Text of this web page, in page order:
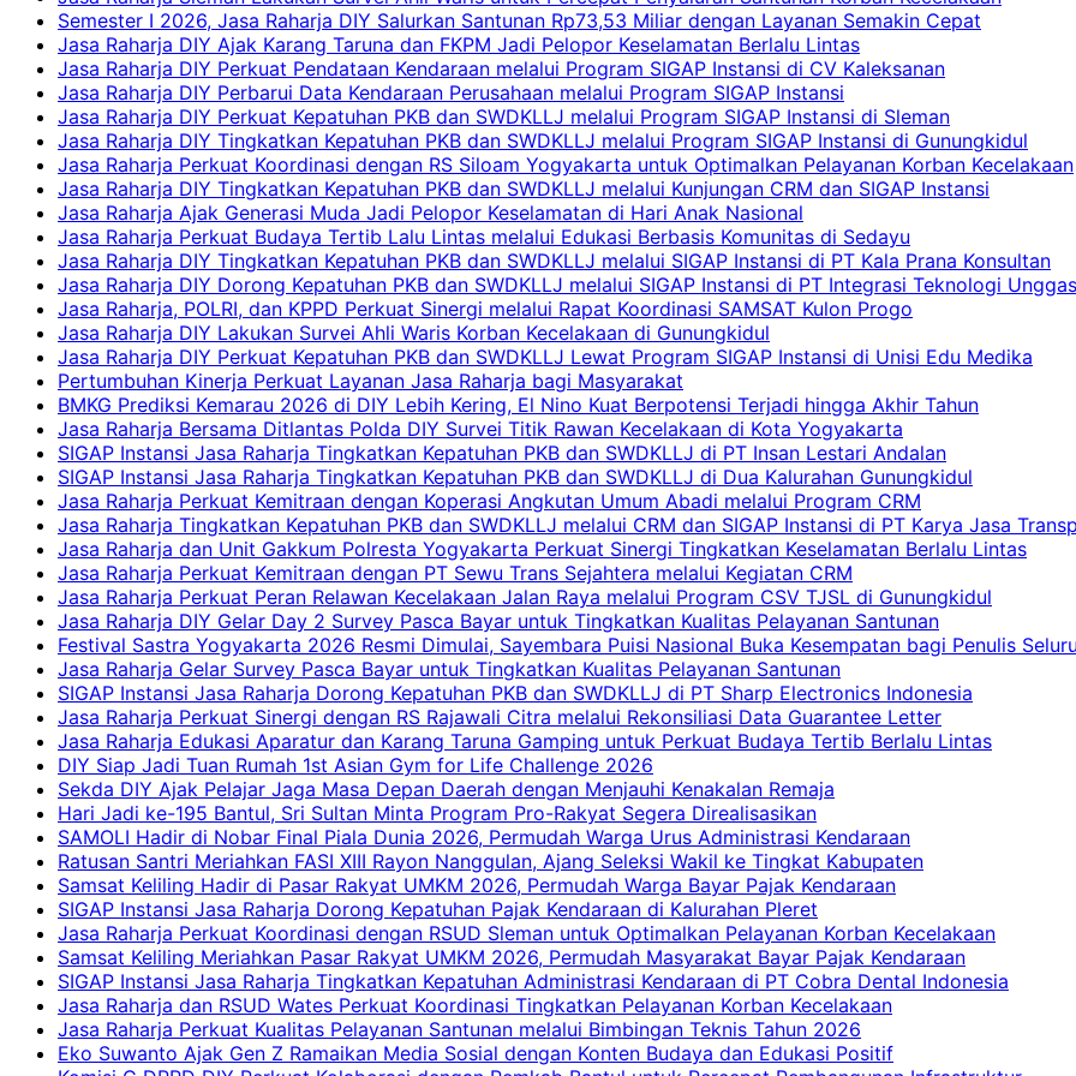
Semester I 2026, Jasa Raharja DIY Salurkan Santunan Rp73,53 Miliar dengan Layanan Semakin Cepat
Jasa Raharja DIY Ajak Karang Taruna dan FKPM Jadi Pelopor Keselamatan Berlalu Lintas
Jasa Raharja DIY Perkuat Pendataan Kendaraan melalui Program SIGAP Instansi di CV Kaleksanan
Jasa Raharja DIY Perbarui Data Kendaraan Perusahaan melalui Program SIGAP Instansi
Jasa Raharja DIY Perkuat Kepatuhan PKB dan SWDKLLJ melalui Program SIGAP Instansi di Sleman
Jasa Raharja DIY Tingkatkan Kepatuhan PKB dan SWDKLLJ melalui Program SIGAP Instansi di Gunungkidul
Jasa Raharja Perkuat Koordinasi dengan RS Siloam Yogyakarta untuk Optimalkan Pelayanan Korban Kecelakaan
Jasa Raharja DIY Tingkatkan Kepatuhan PKB dan SWDKLLJ melalui Kunjungan CRM dan SIGAP Instansi
Jasa Raharja Ajak Generasi Muda Jadi Pelopor Keselamatan di Hari Anak Nasional
Jasa Raharja Perkuat Budaya Tertib Lalu Lintas melalui Edukasi Berbasis Komunitas di Sedayu
Jasa Raharja DIY Tingkatkan Kepatuhan PKB dan SWDKLLJ melalui SIGAP Instansi di PT Kala Prana Konsultan
Jasa Raharja DIY Dorong Kepatuhan PKB dan SWDKLLJ melalui SIGAP Instansi di PT Integrasi Teknologi Unggas
Jasa Raharja, POLRI, dan KPPD Perkuat Sinergi melalui Rapat Koordinasi SAMSAT Kulon Progo
Jasa Raharja DIY Lakukan Survei Ahli Waris Korban Kecelakaan di Gunungkidul
Jasa Raharja DIY Perkuat Kepatuhan PKB dan SWDKLLJ Lewat Program SIGAP Instansi di Unisi Edu Medika
Pertumbuhan Kinerja Perkuat Layanan Jasa Raharja bagi Masyarakat
BMKG Prediksi Kemarau 2026 di DIY Lebih Kering, El Nino Kuat Berpotensi Terjadi hingga Akhir Tahun
Jasa Raharja Bersama Ditlantas Polda DIY Survei Titik Rawan Kecelakaan di Kota Yogyakarta
SIGAP Instansi Jasa Raharja Tingkatkan Kepatuhan PKB dan SWDKLLJ di PT Insan Lestari Andalan
SIGAP Instansi Jasa Raharja Tingkatkan Kepatuhan PKB dan SWDKLLJ di Dua Kalurahan Gunungkidul
Jasa Raharja Perkuat Kemitraan dengan Koperasi Angkutan Umum Abadi melalui Program CRM
Jasa Raharja Tingkatkan Kepatuhan PKB dan SWDKLLJ melalui CRM dan SIGAP Instansi di PT Karya Jasa
Jasa Raharja dan Unit Gakkum Polresta Yogyakarta Perkuat Sinergi Tingkatkan Keselamatan Berlalu Lintas
Jasa Raharja Perkuat Kemitraan dengan PT Sewu Trans Sejahtera melalui Kegiatan CRM
Jasa Raharja Perkuat Peran Relawan Kecelakaan Jalan Raya melalui Program CSV TJSL di Gunungkidul
Jasa Raharja DIY Gelar Day 2 Survey Pasca Bayar untuk Tingkatkan Kualitas Pelayanan Santunan
Festival Sastra Yogyakarta 2026 Resmi Dimulai, Sayembara Puisi Nasional Buka Kesempatan bagi Penulis
Jasa Raharja Gelar Survey Pasca Bayar untuk Tingkatkan Kualitas Pelayanan Santunan
SIGAP Instansi Jasa Raharja Dorong Kepatuhan PKB dan SWDKLLJ di PT Sharp Electronics Indonesia
Jasa Raharja Perkuat Sinergi dengan RS Rajawali Citra melalui Rekonsiliasi Data Guarantee Letter
Jasa Raharja Edukasi Aparatur dan Karang Taruna Gamping untuk Perkuat Budaya Tertib Berlalu Lintas
DIY Siap Jadi Tuan Rumah 1st Asian Gym for Life Challenge 2026
Sekda DIY Ajak Pelajar Jaga Masa Depan Daerah dengan Menjauhi Kenakalan Remaja
Hari Jadi ke-195 Bantul, Sri Sultan Minta Program Pro-Rakyat Segera Direalisasikan
SAMOLI Hadir di Nobar Final Piala Dunia 2026, Permudah Warga Urus Administrasi Kendaraan
Ratusan Santri Meriahkan FASI XIII Rayon Nanggulan, Ajang Seleksi Wakil ke Tingkat Kabupaten
Samsat Keliling Hadir di Pasar Rakyat UMKM 2026, Permudah Warga Bayar Pajak Kendaraan
SIGAP Instansi Jasa Raharja Dorong Kepatuhan Pajak Kendaraan di Kalurahan Pleret
Jasa Raharja Perkuat Koordinasi dengan RSUD Sleman untuk Optimalkan Pelayanan Korban Kecelakaan
Samsat Keliling Meriahkan Pasar Rakyat UMKM 2026, Permudah Masyarakat Bayar Pajak Kendaraan
SIGAP Instansi Jasa Raharja Tingkatkan Kepatuhan Administrasi Kendaraan di PT Cobra Dental Indonesia
Jasa Raharja dan RSUD Wates Perkuat Koordinasi Tingkatkan Pelayanan Korban Kecelakaan
Jasa Raharja Perkuat Kualitas Pelayanan Santunan melalui Bimbingan Teknis Tahun 2026
Eko Suwanto Ajak Gen Z Ramaikan Media Sosial dengan Konten Budaya dan Edukasi Positif